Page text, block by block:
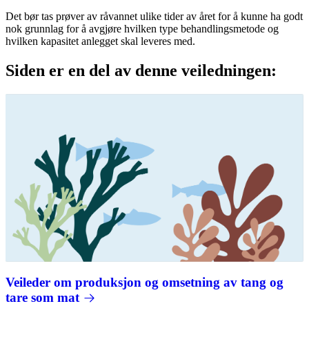
Det bør tas prøver av råvannet ulike tider av året for å kunne ha godt
nok grunnlag for å avgjøre hvilken type behandlingsmetode og
hvilken kapasitet anlegget skal leveres med.
Siden er en del av denne veiledningen:
Veileder om produksjon og omsetning av tang og
tare som mat